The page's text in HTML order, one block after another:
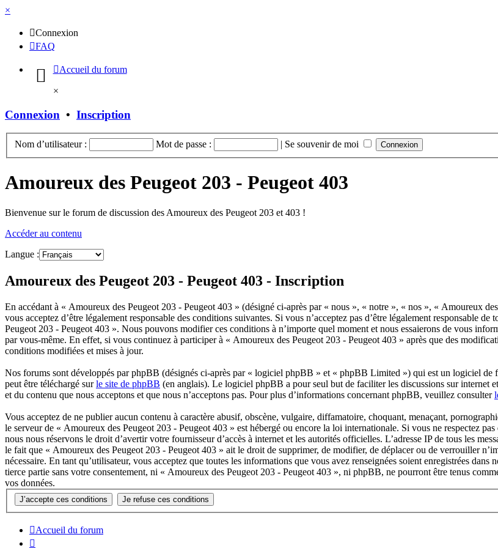
×
Connexion
FAQ
Accueil du forum
×
Connexion • Inscription
Nom d’utilisateur : Mot de passe : | Se souvenir de moi
Amoureux des Peugeot 203 - Peugeot 403
Bienvenue sur le forum de discussion des Amoureux des Peugeot 203 et 403 !
Accéder au contenu
Langue :
Amoureux des Peugeot 203 - Peugeot 403 - Inscription
En accédant à « Amoureux des Peugeot 203 - Peugeot 403 » (désigné ci-après par « nous », « notre », « nos », « Amoureux
vous acceptez d’être légalement responsable des conditions suivantes. Si vous n’acceptez pas d’être légalement responsable
Peugeot 203 - Peugeot 403 ». Nous pouvons modifier ces conditions à n’importe quel moment et nous essaierons de vous
par vous-même. En effet, si vous continuez à participer à « Amoureux des Peugeot 203 - Peugeot 403 » après que des
conditions modifiées et mises à jour.
Nos forums sont développés par phpBB (désignés ci-après par « logiciel phpBB » et « phpBB Limited ») qui est un logiciel de
peut être téléchargé surle site de phpBB (en anglais). Le logiciel phpBB a pour seul but de faciliter les discussions sur internet
et du contenu que nous acceptons et que nous n’acceptons pas. Pour plus d’informations concernant phpBB, veuillez consulter
Vous acceptez de ne publier aucun contenu à caractère abusif, obscène, vulgaire, diffamatoire, choquant, menaçant,
le serveur de « Amoureux des Peugeot 203 - Peugeot 403 » est hébergé ou encore la loi internationale. Si vous ne respectez
nous nous réservons le droit d’avertir votre fournisseur d’accès à internet et les autorités officielles. L’adresse IP de tous les
le fait que « Amoureux des Peugeot 203 - Peugeot 403 » ait le droit de supprimer, de modifier, de déplacer ou de verrouiller
nécessaire. En tant qu’utilisateur, vous acceptez que toutes les informations que vous avez renseignées soient enregistrées
tierce partie sans votre consentement, ni « Amoureux des Peugeot 203 - Peugeot 403 », ni phpBB, ne pourront être tenus
vos données.
Accueil du forum